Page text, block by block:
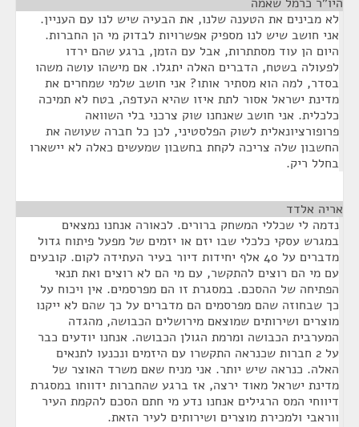
לא מבינים את הטענה שלנו, את הבעיה שיש לנו עם העניין.
אני חושב שיש לנו מספיק אפשרויות לבדוק מי הן החברות.
היום הן עוד מסתתרות, אבל עם הזמן, ברגע שהם ירדו
לפעולה בשטח, הדברים האלה יתגלו. אם מישהו עושה משהו
בסדר, למה הוא מסתיר אותו? אני חושב שלמי שמחרים את
מדינת ישראל אסור לתת איזו שהיא העדפה, בטח לא תמיכה
כלכלית. אני חושב שאנחנו שוק צרכני בלי השוואה
פרופורציונאלית לשוק הפלסטיני, לכן כל חברה שעושה את
החשבון שלה צריכה לקחת בחשבון שמעשים כאלה לא יישארו
בחלל ריק.
אריה אלדד
נדמה לי שכללי המשחק ברורים. לכאורה אנחנו נמצאים
במגרש עסקי כלכלי שבו יזם או יזמים של מפעל פיתוח גדול
מדברים על 40 אלף יחידות דיור בעיר העתידה לקום. קובעים
עם מי הם רוצים להתקשר, עם מי הם לא רוצים ואת תנאי
הפתיחה של ההסכם. במסגרת זו הם מפרסמים. אין ויכוח על
כך שבחוזה שהם מפרסמים הם מדברים על כך שהם לא ייקנו
מוצרים ושירותים שמוצאם מירושלים הכבושה, מהגדה
המערבית הכבושה ומרמת הגולן הכבושה. אנחנו יודעים כבר
על 2 חברות שכנראה התקשרו עם היזמים ונכנעו לתנאים
האלה. כנראה שיש יותר. אני מניח שאם משרד האוצר של
מדינת ישראל מאוד ירצה, אז ברגע שהחברות ידווחו במסגרת
דיווחי המס הרגילים אנחנו נדע מי חתם הסכם להקמת העיר
ווראבי ולמכירת מוצרים ושירותים לעיר הזאת.